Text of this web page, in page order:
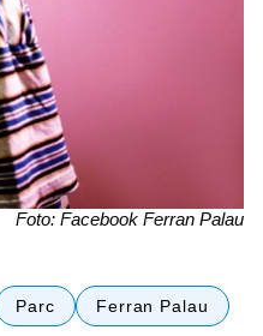
Foto: Facebook Ferran Palau
Parc Ferran Palau